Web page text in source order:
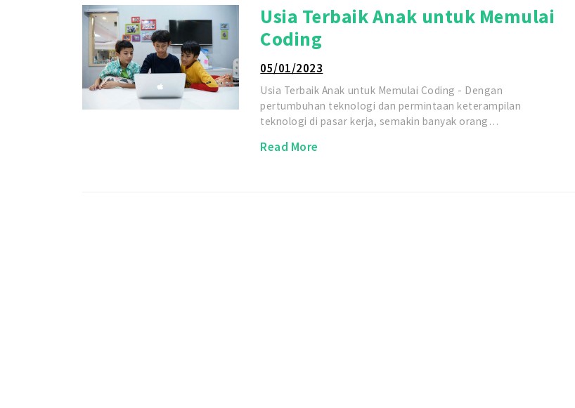
Usia Terbaik Anak untuk Memulai
Coding
05/01/2023
Usia Terbaik Anak untuk Memulai Coding - Dengan
pertumbuhan teknologi dan permintaan keterampilan
teknologi di pasar kerja, semakin banyak orang…
Read More